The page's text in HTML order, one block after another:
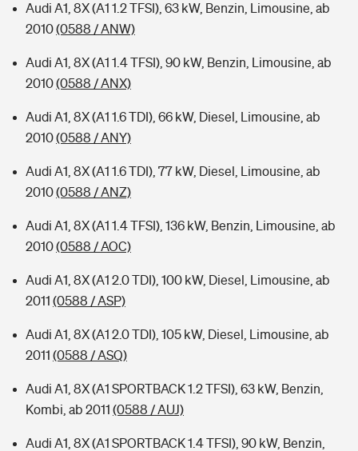
Wer versichert was: Jetzt Versicherer finden
Sie haben Fragen?
Musikinstrumentenversicherung
Zur Übersicht
Tools
Kinderunfall-Check: Mehr Sicherheit für deine Kids
Sie haben Fragen?
Audi A1, 8X (A1 1.2 TFSI), 63 kW, Benzin, Limousine, ab
2010(0588 / ANW)
Audi A1, 8X (A1 1.4 TFSI), 90 kW, Benzin, Limousine, ab
2010(0588 / ANX)
Audi A1, 8X (A1 1.6 TDI), 66 kW, Diesel, Limousine, ab
2010(0588 / ANY)
Audi A1, 8X (A1 1.6 TDI), 77 kW, Diesel, Limousine, ab
2010(0588 / ANZ)
Audi A1, 8X (A1 1.4 TFSI), 136 kW, Benzin, Limousine, ab
2010(0588 / AOC)
Audi A1, 8X (A1 2.0 TDI), 100 kW, Diesel, Limousine, ab
2011 (0588 / ASP)
Audi A1, 8X (A1 2.0 TDI), 105 kW, Diesel, Limousine, ab
2011 (0588 / ASQ)
Audi A1, 8X (A1 SPORTBACK 1.2 TFSI), 63 kW, Benzin,
Kombi, ab 2011 (0588 / AUJ)
Audi A1, 8X (A1 SPORTBACK 1.4 TFSI), 90 kW, Benzin,